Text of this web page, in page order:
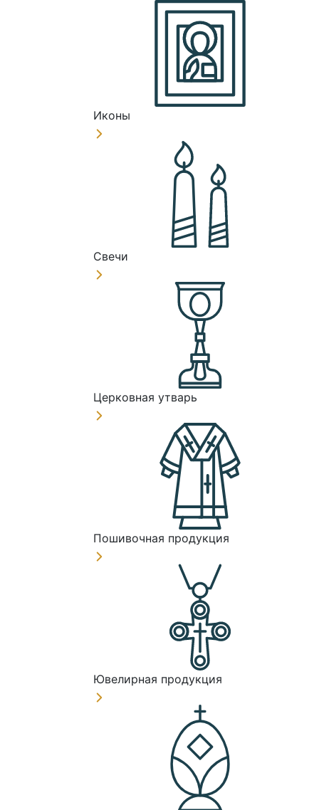
Иконы
Свечи
Церковная утварь
Пошивочная продукция
Ювелирная продукция